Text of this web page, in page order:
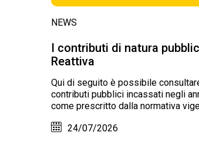
NEWS
I contributi di natura
Reattiva
Qui di seguito è possibile
contributi pubblici incassati negli
come prescritto dalla normativa
129.24/07/2026